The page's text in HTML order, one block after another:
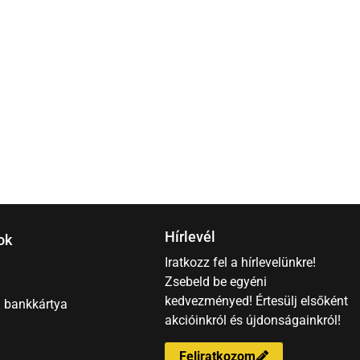
bankkártya
Hírlevél
Iratkozz fel a hírlevelünkre!
Zsebeld be egyéni
kedvezményed! Értesülj elsőként
akcióinkról és újdonságainkról!
Feliratkozom